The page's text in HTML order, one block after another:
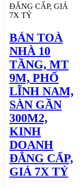
BÁN TOÀ
NHÀ 10
TẦNG, MT
9M, PHỐ
LĨNH NAM,
SÀN GẦN
300M2,
KINH
DOANH
ĐẲNG CẤP,
GIÁ 7X TỶ